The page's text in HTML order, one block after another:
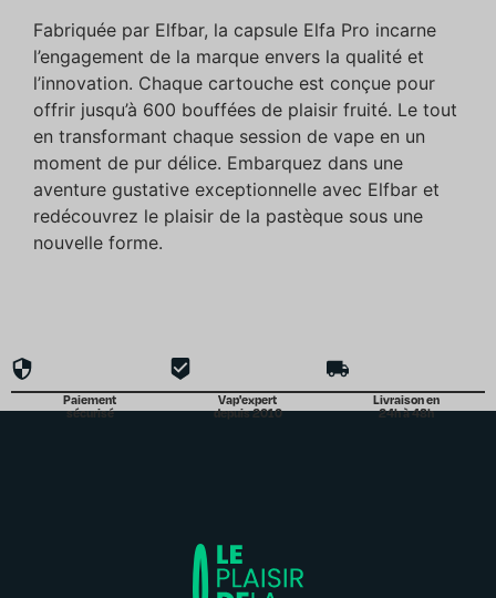
Fabriquée par Elfbar, la capsule Elfa Pro incarne
l’engagement de la marque envers la qualité et
l’innovation. Chaque cartouche est conçue pour
offrir jusqu’à 600 bouffées de plaisir fruité. Le tout
en transformant chaque session de vape en un
moment de pur délice. Embarquez dans une
aventure gustative exceptionnelle avec Elfbar et
redécouvrez le plaisir de la pastèque sous une
nouvelle forme.
Paiement
sécurisé
Vap'expert
depuis 2010
Livraison en
24h à 48h